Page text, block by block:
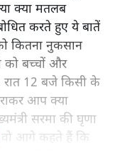
क्या मतलब
करते हुए ये बातें
कितना नुकसान
को बच्चों और
रात 12 बजे किसी के
आप क्या
सरमा की घृणा
वो आगे कहते हैं कि